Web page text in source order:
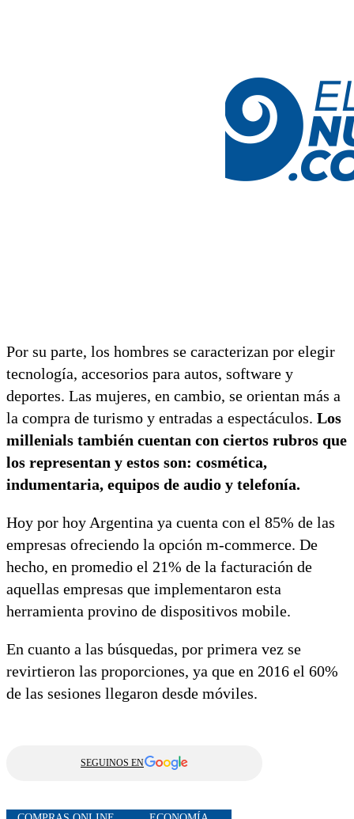
Por su parte, los hombres se caracterizan por elegir
tecnología, accesorios para autos, software y
deportes. Las mujeres, en cambio, se orientan más a
la compra de turismo y entradas a espectáculos. Los
millenials también cuentan con ciertos rubros que
los representan y estos son: cosmética,
indumentaria, equipos de audio y telefonía.
Hoy por hoy Argentina ya cuenta con el 85% de las
empresas ofreciendo la opción m-commerce. De
hecho, en promedio el 21% de la facturación de
aquellas empresas que implementaron esta
herramienta provino de dispositivos mobile.
En cuanto a las búsquedas, por primera vez se
revirtieron las proporciones, ya que en 2016 el 60%
de las sesiones llegaron desde móviles.
SEGUINOS EN